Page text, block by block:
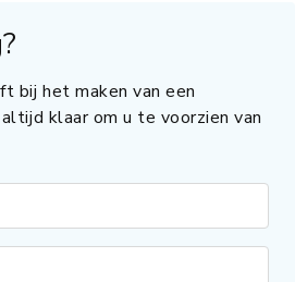
bij het maken van een
klaar om u te voorzien van